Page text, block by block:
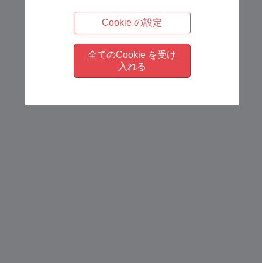
Cookie の設定
全てのCookie を受け
入れる